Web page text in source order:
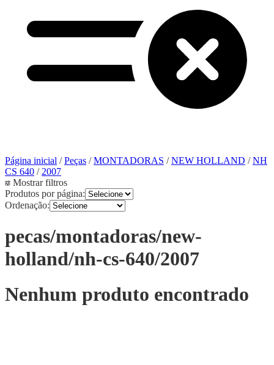
Página inicial /Peças /MONTADORAS /NEW HOLLAND /NH
CS 640 /2007
Mostrar filtros
Produtos por página:
Ordenação:
pecas/montadoras/new-
holland/nh-cs-640/2007
Nenhum produto encontrado